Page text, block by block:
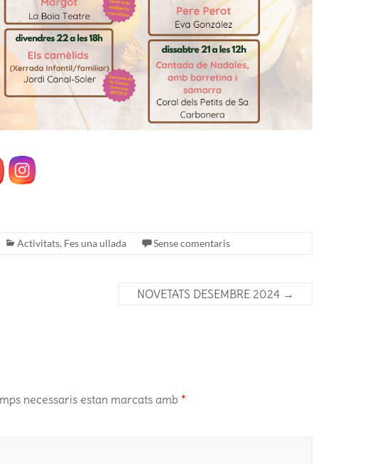
Activitats, Fes una ullada Sense comentaris
NOVETATS DESEMBRE 2024 →
necessaris estan marcats amb *